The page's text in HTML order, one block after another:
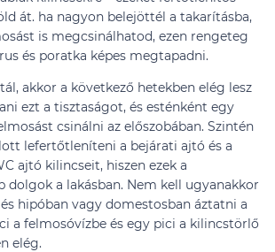
át. ha nagyon belejöttél a takarításba,
is megcsinálhatod, ezen rengeteg
és poratka képes megtapadni.
akkor a következő hetekben elég lesz
ezt a tisztaságot, és esténként egy
csinálni az előszobában. Szintén
lefertőtleníteni a bejárati ajtó és a
ajtó kilincseit, hiszen ezek a
dolgok a lakásban. Nem kell ugyanakkor
hipóban vagy domestosban áztatni a
a felmosóvízbe és egy pici a kilincstörlő
elég.